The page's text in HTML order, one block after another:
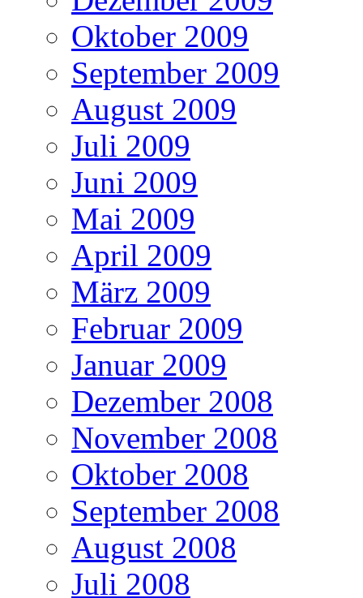
Oktober 2009
September 2009
August 2009
Juli 2009
Juni 2009
Mai 2009
April 2009
März 2009
Februar 2009
Januar 2009
Dezember 2008
November 2008
Oktober 2008
September 2008
August 2008
Juli 2008